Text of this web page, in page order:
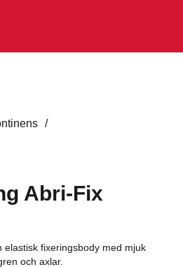
/
Abri-Fix
elastisk fixeringsbody med mjuk
och axlar.